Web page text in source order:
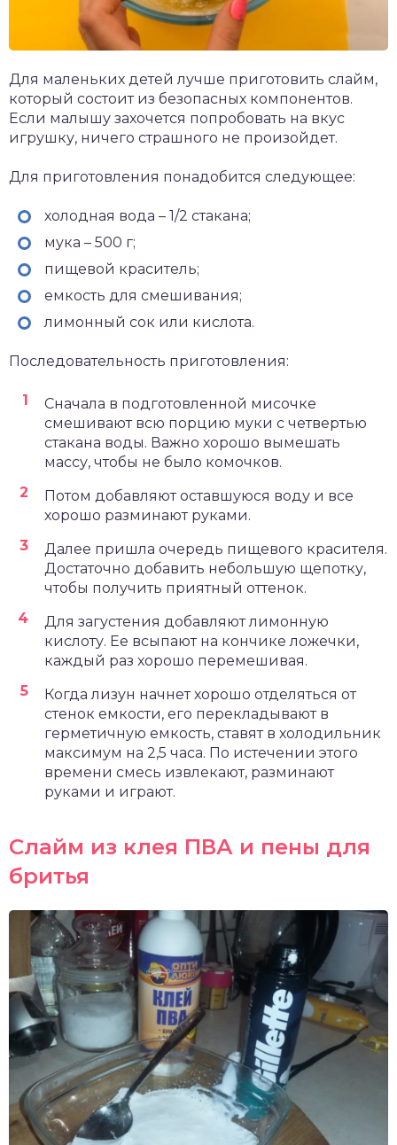
Для маленьких детей лучше приготовить слайм,
который состоит из безопасных компонентов.
Если малышу захочется попробовать на вкус
игрушку, ничего страшного не произойдет.
Для приготовления понадобится следующее:
холодная вода – 1/2 стакана;
мука – 500 г;
пищевой краситель;
емкость для смешивания;
лимонный сок или кислота.
Последовательность приготовления:
Сначала в подготовленной мисочке
смешивают всю порцию муки с четвертью
стакана воды. Важно хорошо вымешать
массу, чтобы не было комочков.
Потом добавляют оставшуюся воду и все
хорошо разминают руками.
Далее пришла очередь пищевого красителя.
Достаточно добавить небольшую щепотку,
чтобы получить приятный оттенок.
Для загустения добавляют лимонную
кислоту. Ее всыпают на кончике ложечки,
каждый раз хорошо перемешивая.
Когда лизун начнет хорошо отделяться от
стенок емкости, его перекладывают в
герметичную емкость, ставят в холодильник
максимум на 2,5 часа. По истечении этого
времени смесь извлекают, разминают
руками и играют.
Слайм из клея ПВА и пены для
бритья